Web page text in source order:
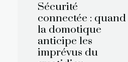
Sécurité
connectée : quand
la domotique
anticipe les
imprévus du